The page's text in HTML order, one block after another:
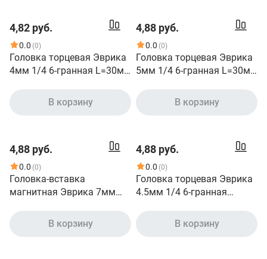
4,82 руб.
0.0 (0)
Головка торцевая Эврика
4мм 1/4 6-гранная L=30мм
В корзину
4,88 руб.
0.0 (0)
Головка торцевая Эврика
5мм 1/4 6-гранная L=30мм
В корзину
4,88 руб.
0.0 (0)
Головка-вставка
магнитная Эврика 7мм
шуруповерта L=45мм ER-
90502C 990390
В корзину
4,88 руб.
0.0 (0)
Головка торцевая Эврика
4.5мм 1/4 6-гранная
90202H 990308В корзину